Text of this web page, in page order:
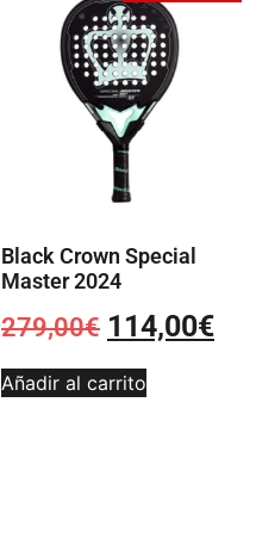
Black Crown Special
Master 2024
279,00€ 114,00€
Añadir al carrito